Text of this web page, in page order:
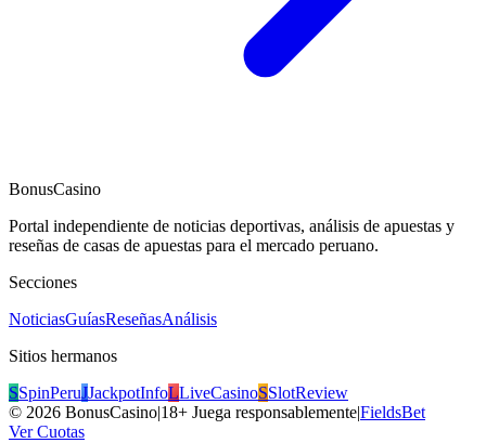
BonusCasino
Portal independiente de noticias deportivas, análisis de apuestas y
reseñas de casas de apuestas para el mercado peruano.
Secciones
NoticiasGuíasReseñasAnálisis
Sitios hermanos
SSpinPeruJJackpotInfoLLiveCasinoSSlotReview
© 2026 BonusCasino|18+ Juega responsablemente|FieldsBet
Ver Cuotas